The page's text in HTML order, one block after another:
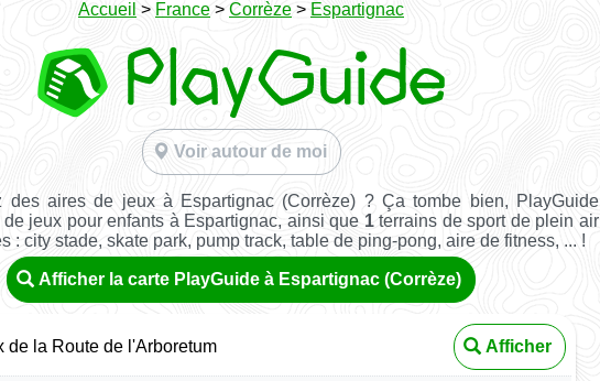
Accueil > France > Corrèze > Espartignac
Voir autour de moi
des aires de jeux à Espartignac (Corrèze) ? Ça tombe bien, PlayGuide
jeux pour enfants à Espartignac, ainsi que 1terrains de sport de plein air
: city stade, skate park, pump track, table de ping-pong, aire de fitness, ... !
Afficher la carte PlayGuide à Espartignac (Corrèze)
de la Route de l'Arboretum Afficher